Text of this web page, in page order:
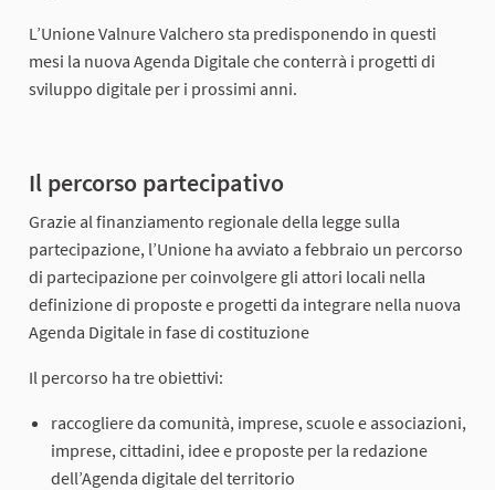
L’Unione Valnure Valchero sta predisponendo in questi
mesi la nuova Agenda Digitale che conterrà i progetti di
sviluppo digitale per i prossimi anni.
Il percorso partecipativo
Grazie al finanziamento regionale della legge sulla
partecipazione, l’Unione ha avviato a febbraio un percorso
di partecipazione per coinvolgere gli attori locali nella
definizione di proposte e progetti da integrare nella nuova
Agenda Digitale in fase di costituzione
Il percorso ha tre obiettivi:
raccogliere da comunità, imprese, scuole e associazioni,
imprese, cittadini, idee e proposte per la redazione
dell’Agenda digitale del territorio